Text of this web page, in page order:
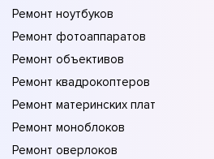
Ремонт ноутбуков
Ремонт фотоаппаратов
Ремонт объективов
Ремонт квадрокоптеров
Ремонт материнских плат
Ремонт моноблоков
Ремонт оверлоков